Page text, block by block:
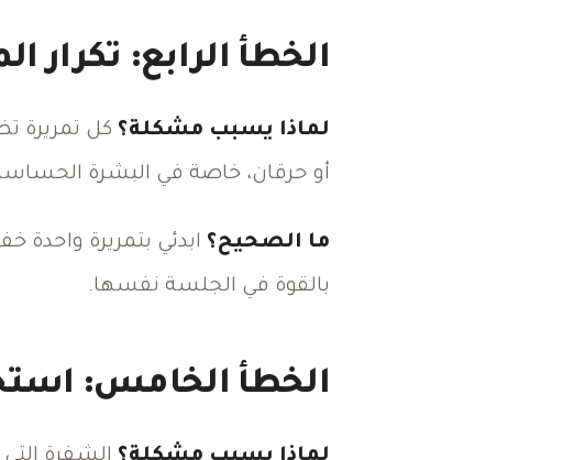
الخطأ الرابع: تكرار
لماذا يسبب مشكلة؟ كل تمريرة
أو حرقان، خاصة في البشرة
ما الصحيح؟ ابدئي بتمريرة
بالقوة في الجلسة نفسها.
الخطأ الخامس: